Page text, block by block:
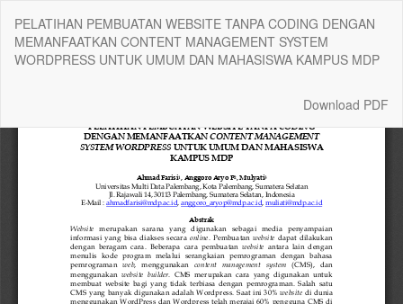
Article
Details
PELATIHAN PEMBUATAN WEBSITE TANPA CODING DENGAN
MEMANFAATKAN CONTENT MANAGEMENT SYSTEM
WORDPRESS UNTUK UMUM DAN MAHASISWA KAMPUS MDP
Download
Download PDF